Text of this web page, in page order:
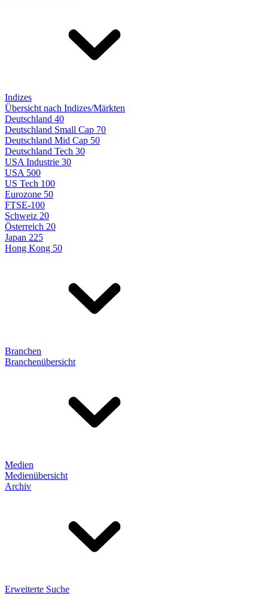
Indizes
Übersicht nach Indizes/Märkten
Deutschland 40
Deutschland Small Cap 70
Deutschland Mid Cap 50
Deutschland Tech 30
USA Industrie 30
USA 500
US Tech 100
Eurozone 50
FTSE-100
Schweiz 20
Österreich 20
Japan 225
Hong Kong 50
Branchen
Branchenübersicht
Medien
Medienübersicht
Archiv
Erweiterte Suche